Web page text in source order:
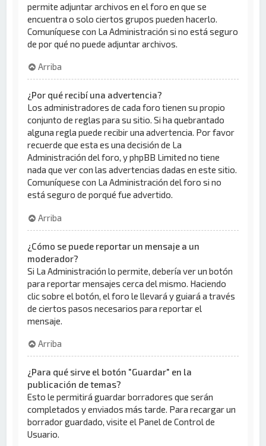
permite adjuntar archivos en el foro en que se
encuentra o solo ciertos grupos pueden hacerlo.
Comuníquese con La Administración si no está seguro
de por qué no puede adjuntar archivos.
Arriba
¿Por qué recibí una advertencia?
Los administradores de cada foro tienen su propio
conjunto de reglas para su sitio. Si ha quebrantado
alguna regla puede recibir una advertencia. Por favor
recuerde que esta es una decisión de La
Administración del foro, y phpBB Limited no tiene
nada que ver con las advertencias dadas en este sitio.
Comuníquese con La Administración del foro si no
está seguro de porqué fue advertido.
Arriba
¿Cómo se puede reportar un mensaje a un
moderador?
Si La Administración lo permite, debería ver un botón
para reportar mensajes cerca del mismo. Haciendo
clic sobre el botón, el foro le llevará y guiará a través
de ciertos pasos necesarios para reportar el
mensaje.
Arriba
¿Para qué sirve el botón "Guardar" en la
publicación de temas?
Esto le permitirá guardar borradores que serán
completados y enviados más tarde. Para recargar un
borrador guardado, visite el Panel de Control de
Usuario.